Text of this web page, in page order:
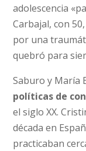
adolescencia
Carbajal, con
por una
quebró para
Saburo y María
políticas de
el siglo XX.
década en
practicaban